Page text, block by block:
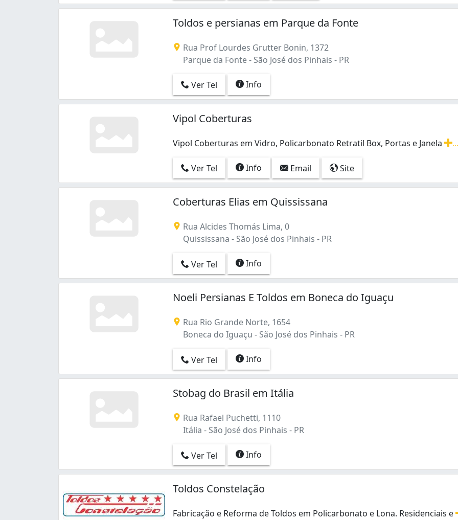
Toldos e persianas em Parque da Fonte
Rua Prof Lourdes Grutter Bonin, 1372
Parque da Fonte - São José dos Pinhais - PR
Ver Tel Info
Vipol Coberturas
Vipol Coberturas em Vidro, Policarbonato Retratil Box, Portas e Janela
Ver Tel
Info Email Site
Coberturas Elias em Quississana
Rua Alcides Thomás Lima, 0
Quississana - São José dos Pinhais - PR
Ver Tel Info
Noeli Persianas E Toldos em Boneca do Iguaçu
Rua Rio Grande Norte, 1654
Boneca do Iguaçu - São José dos Pinhais - PR
Ver Tel Info
Stobag do Brasil em Itália
Rua Rafael Puchetti, 1110
Itália - São José dos Pinhais - PR
Ver Tel Info
Toldos Constelação
Fabricação e Reforma de Toldos em Policarbonato e Lona. Residenciais e